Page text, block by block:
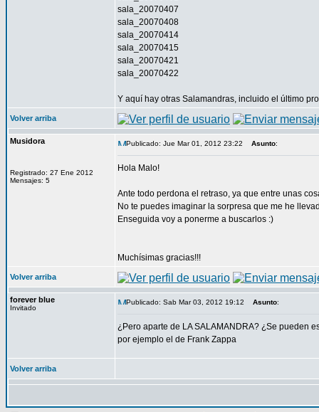
sala_20070407
sala_20070408
sala_20070414
sala_20070415
sala_20070421
sala_20070422
Y aquí hay otras Salamandras, incluido el último
Volver arriba
Musidora
Registrado: 27 Ene 2012
Mensajes: 5
Publicado: Jue Mar 01, 2012 23:22 Asunto:
Hola Malo!
Ante todo perdona el retraso, ya que entre unas
No te puedes imaginar la sorpresa que me he
Enseguida voy a ponerme a buscarlos :)
Muchísimas gracias!!!
Volver arriba
forever blue
Invitado
Publicado: Sab Mar 03, 2012 19:12 Asunto:
¿Pero aparte de LA SALAMANDRA? ¿Se pueden
por ejemplo el de Frank Zappa
Volver arriba